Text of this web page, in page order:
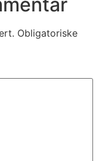
Obligatoriske